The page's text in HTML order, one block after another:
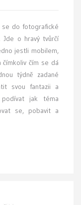
se do fotografické
. Jde o hravý tvůrčí
jestli mobilem,
čímkoliv čím se dá
týdně zadané
svou fantazii a
jak téma
se, pobavit a